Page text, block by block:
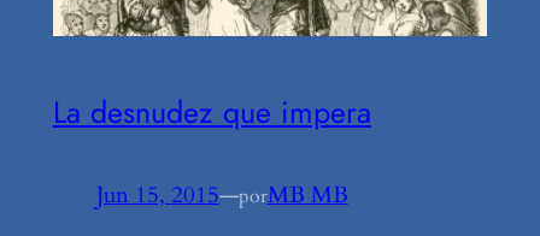
La desnudez que impera
Jun 15, 2015—porMB MB